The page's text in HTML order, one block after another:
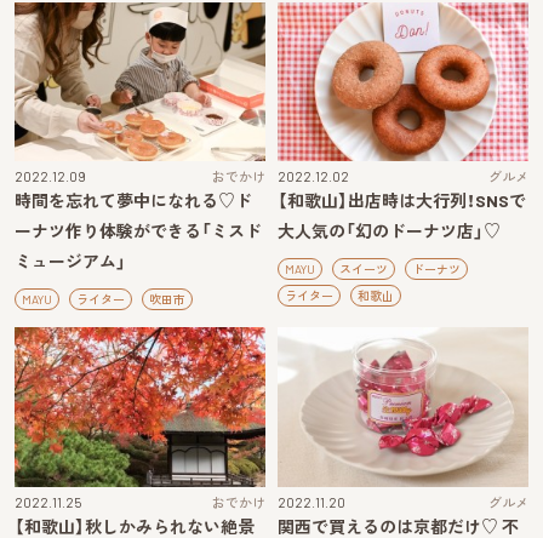
2022.12.09 おでかけ
時間を忘れて夢中になれる♡ド
ーナツ作り体験ができる「ミスド
ミュージアム」
MAYU ライター 吹田市
2022.12.02 グルメ
【和歌山】出店時は大行列！SNSで
大人気の「幻のドーナツ店」♡
MAYU スイーツ
ドーナツ
ライター
和歌山
2022.11.25 おでかけ
【和歌山】秋しかみられない絶景
2022.11.20 グルメ
関西で買えるのは京都だけ♡ 不